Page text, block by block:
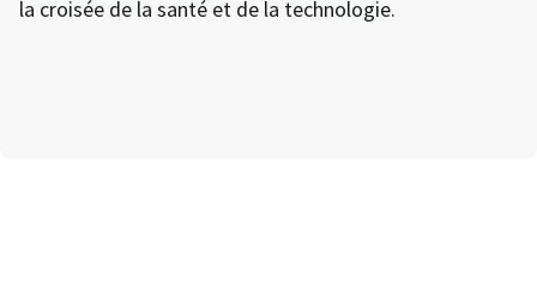
la croisée de la santé et de la technologie.